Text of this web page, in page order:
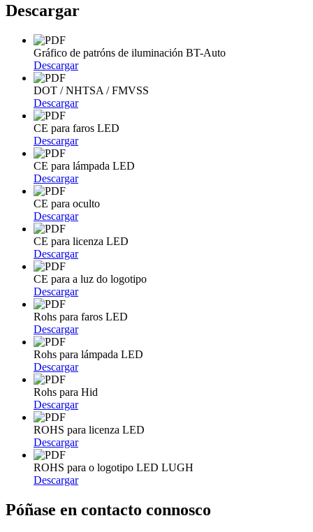
Descargar
Gráfico de patróns de iluminación BT-Auto
Descargar
DOT / NHTSA / FMVSS
Descargar
CE para faros LED
Descargar
CE para lámpada LED
Descargar
CE para oculto
Descargar
CE para licenza LED
Descargar
CE para a luz do logotipo
Descargar
Rohs para faros LED
Descargar
Rohs para lámpada LED
Descargar
Rohs para Hid
Descargar
ROHS para licenza LED
Descargar
ROHS para o logotipo LED LUGH
Descargar
Póñase en contacto connosco